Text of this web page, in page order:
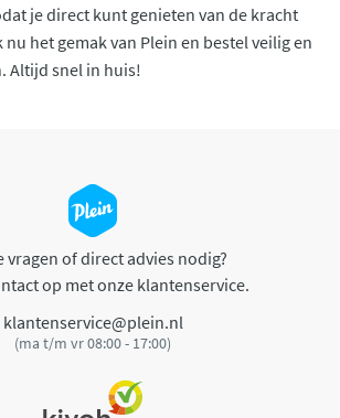
je direct kunt genieten van de kracht
het gemak van Plein en bestel veilig en
Altijd snel in huis!
vragen of direct advies nodig?
op met onze klantenservice.
klantenservice@plein.nl
(ma t/m vr 08:00 - 17:00)